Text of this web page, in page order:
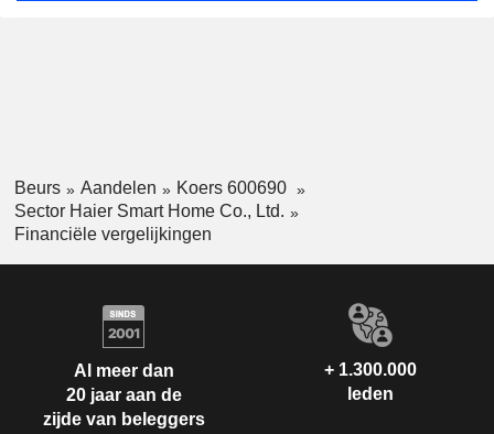
Beurs Aandelen
Koers 600690
Sector Haier Smart Home Co., Ltd.
Financiële vergelijkingen
Al meer dan
20 jaar aan de
zijde van beleggers
+ 1.300.000
leden